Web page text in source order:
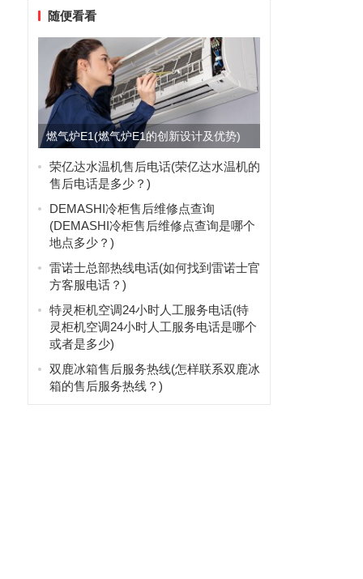
随便看看
燃气炉E1(燃气炉E1的创新设计及优势)
荣亿达水温机售后电话(荣亿达水温机的
售后电话是多少？)
DEMASHI冷柜售后维修点查询
(DEMASHI冷柜售后维修点查询是哪个
地点多少？)
雷诺士总部热线电话(如何找到雷诺士官
方客服电话？)
特灵柜机空调24小时人工服务电话(特
灵柜机空调24小时人工服务电话是哪个
或者是多少)
双鹿冰箱售后服务热线(怎样联系双鹿冰
箱的售后服务热线？)